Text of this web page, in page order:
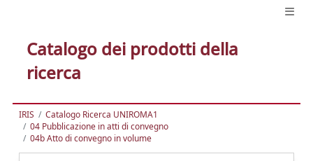
Catalogo dei prodotti della
ricerca
IRIS
Catalogo Ricerca UNIROMA1
04 Pubblicazione in atti di convegno
04b Atto di convegno in volume